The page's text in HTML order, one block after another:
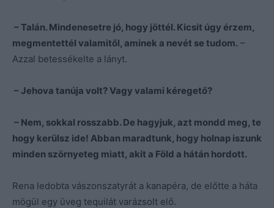
– Talán. Mindenesetre jó, hogy jöttél. Kicsit úgy érzem,
megmentettél valamitől, aminek a nevét se tudom. –
Azzal betessékelte a lányt.
– Jehova tanúja volt? Vagy valami kéregető?
– Nem, sokkal rosszabb. De hagyjuk, azt mondd meg, te
hogy kerülsz ide! Abban maradtunk, hogy holnap iszunk
minden szörnyeteg miatt, akit a Föld a hátán hordott.
Rena ledobta vászonszatyrát a kanapéra, de előtte a háta
mögül egy üveg tequilát varázsolt elő.